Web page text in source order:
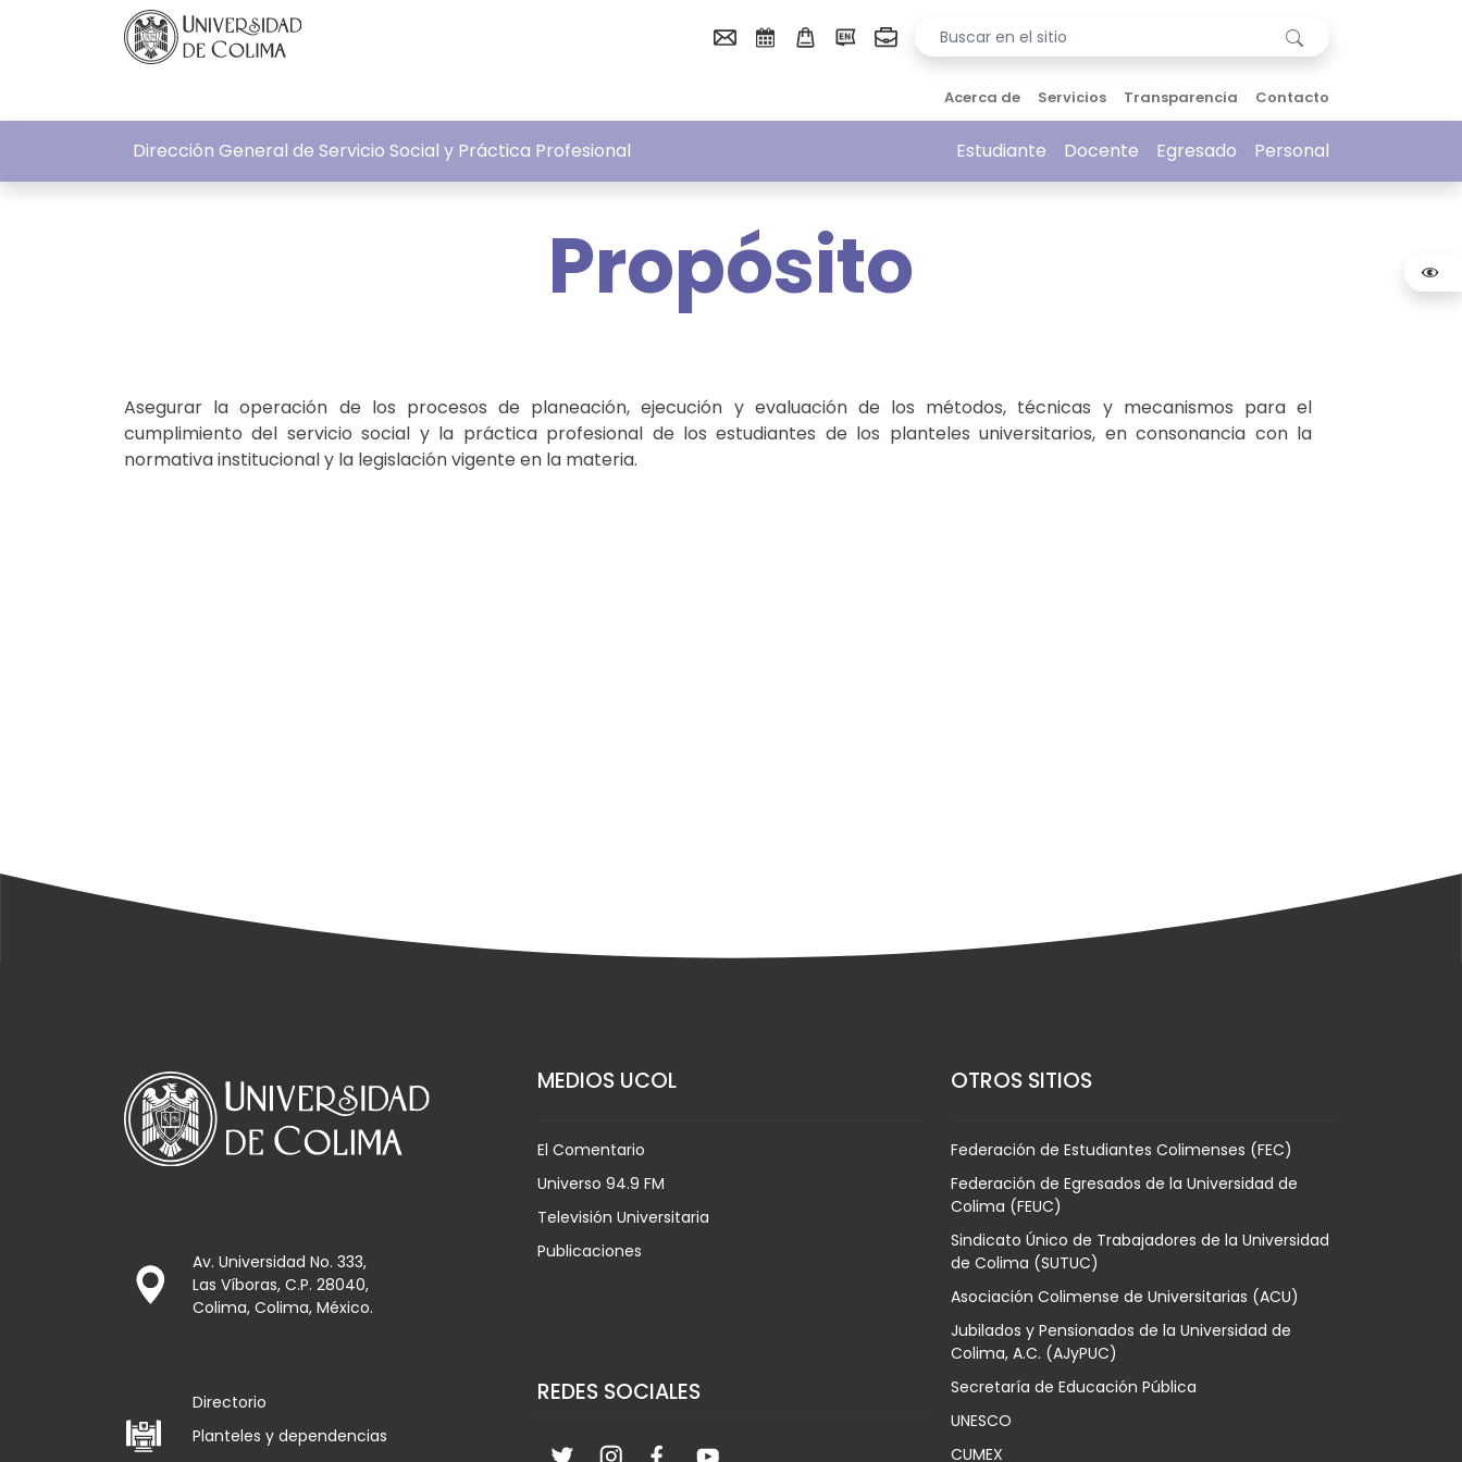
Acerca de Servicios Transparencia Contacto
Dirección General de Servicio Social y Práctica Profesional Estudiante Docente Egresado Personal
Propósito
Asegurar la operación de los procesos de planeación, ejecución y evaluación de los métodos, técnicas y mecanismos para el
cumplimiento del servicio social y la práctica profesional de los estudiantes de los planteles universitarios, en consonancia con la
normativa institucional y la legislación vigente en la materia.
Av. Universidad No. 333,
Las Víboras, C.P. 28040,
Colima, Colima, México.
Directorio
Planteles y dependencias
MEDIOS UCOL
El Comentario
Universo 94.9 FM
Televisión Universitaria
Publicaciones
REDES SOCIALES
OTROS SITIOS
Federación de Estudiantes Colimenses (FEC)
Federación de Egresados de la Universidad de
Colima (FEUC)
Sindicato Único de Trabajadores de la Universidad
de Colima (SUTUC)
Asociación Colimense de Universitarias (ACU)
Jubilados y Pensionados de la Universidad de
Colima, A.C. (AJyPUC)
Secretaría de Educación Pública
UNESCO
CUMEX